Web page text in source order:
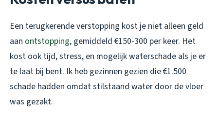
Een terugkerende verstopping kost je niet alleen geld
aan ontstopping, gemiddeld €150-300 per keer. Het
kost ook tijd, stress, en mogelijk waterschade als je er
te laat bij bent. Ik heb gezinnen gezien die €1.500
schade hadden omdat stilstaand water door de vloer
was gezakt.